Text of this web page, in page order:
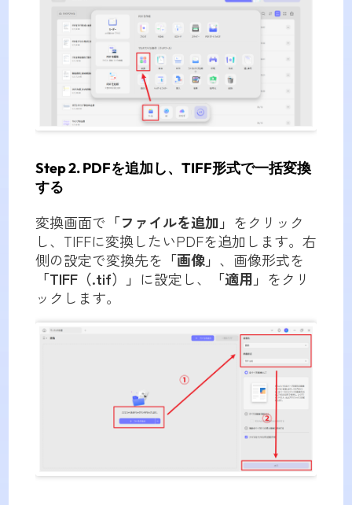
Step 2. PDFを追加し、TIFF形式で一括変換
する
変換画面で 「ファイルを追加」 をクリック
し、TIFFに変換したいPDFを追加します。右
側の設定で変換先を 「画像」 、画像形式を
「TIFF（.tif）」 に設定し、 「適用」 をクリ
ックします。